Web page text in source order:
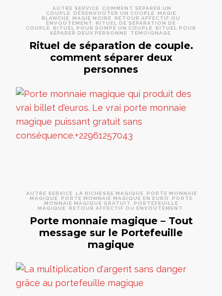
AUTRE SERVICE
COMMENT SÉPARER UN
COUPLE
DÉSENVOÛTER UN COUPLE
MAGIE
BLANCHE
MAGIE NOIRE
RETOUR AFFECTIF OU
ENVOÛTEMENT
RITUEL DE SÉPARATION DE
COUPLE
RITUEL POUR ROMPE UN COUPLE
RITUEL POUR
SÉPARER DEUX PERSONNE
TÉMOIGNAGE
Rituel de séparation de couple.
comment séparer deux
personnes
AUTRE SERVICE LA RICHESSE MAGIQUE
PORTE MONNAIE
MAGIQUE
PORTE MONNAIE MAGIQUE EN EURO
PORTE
MONNAIE MAGIQUE GRATUIT
PORTEFEUILLE
MAGIQUE
RETOUR AFFECTIF OU ENVOÛTEMENT
Porte monnaie magique – Tout
message sur le Portefeuille
magique